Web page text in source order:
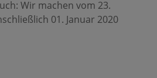
Wir machen vom 23.
01. Januar 2020